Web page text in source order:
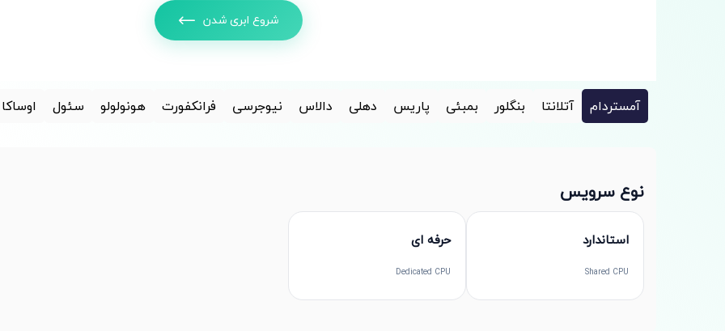
شروع ابری شدن
آمستردام آتلانتا بنگلور بمبئی پاریس دهلی دالاس نیوجرسی فرانکفورت هونولولو سئول اوساکا
نوع سرویس
استاندارد
Shared CPU
حرفه ای
Dedicated CPU